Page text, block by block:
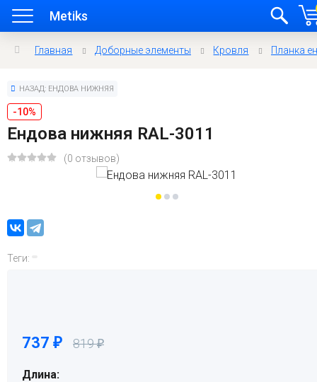
Metiks
Главная Доборные элементы Кровля Планка
НАЗАД: ЕНДОВА НИЖНЯЯ
-10%
Ендова нижняя RAL-3011
(0 отзывов)
Теги:
737 ₽ 819₽
Длина: